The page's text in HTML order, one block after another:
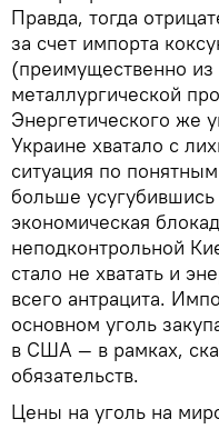
Правда, тогда
за счет импорта
(преимущественно из
металлургической
Энергетического же
Украине хватало с
ситуация по
больше усугубившись
экономическая
неподконтрольной
стало не хватать и
всего антрацита.
основном уголь
в США — в рамках,
обязательств.
Цены на уголь на